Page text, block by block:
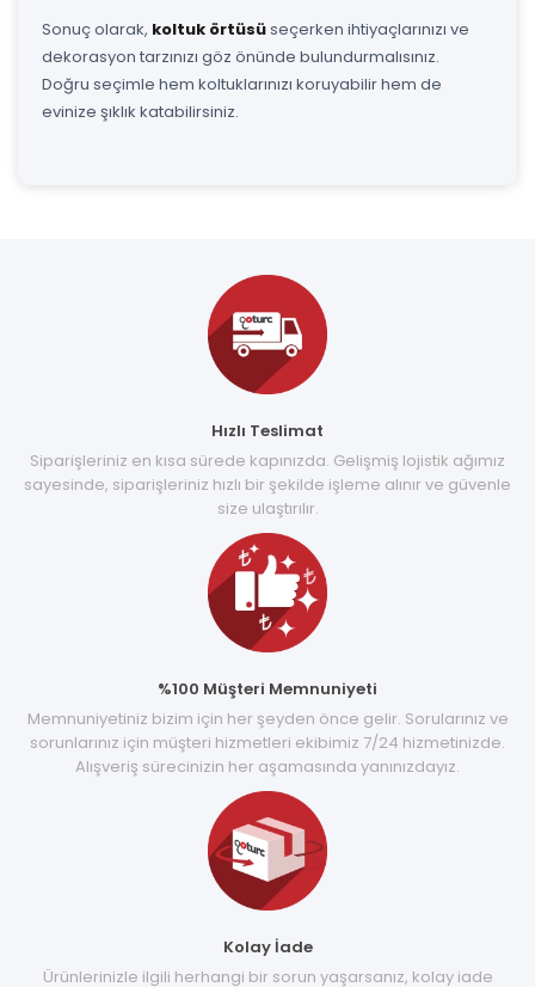
Sonuç olarak, koltuk örtüsüseçerken ihtiyaçlarınızı ve
dekorasyon tarzınızı göz önünde bulundurmalısınız.
Doğru seçimle hem koltuklarınızı koruyabilir hem de
evinize şıklık katabilirsiniz.
Hızlı Teslimat
Siparişleriniz en kısa sürede kapınızda. Gelişmiş lojistik ağımız
sayesinde, siparişleriniz hızlı bir şekilde işleme alınır ve güvenle
size ulaştırılır.
%100 Müşteri Memnuniyeti
Memnuniyetiniz bizim için her şeyden önce gelir. Sorularınız ve
sorunlarınız için müşteri hizmetleri ekibimiz 7/24 hizmetinizde.
Alışveriş sürecinizin her aşamasında yanınızdayız.
Kolay İade
Ürünlerinizle ilgili herhangi bir sorun yaşarsanız, kolay iade